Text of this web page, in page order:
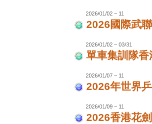
2026/01/02 ~ 11
2026國際武
2026/01/02 ~ 03/31
單車集訓隊
2026/01/07 ~ 11
2026年世界
2026/01/09 ~ 11
2026香港花